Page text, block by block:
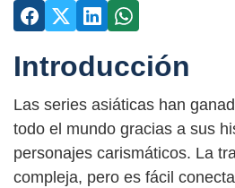
Introducción
Las series asiáticas han
todo el mundo gracias a sus
personajes carismáticos. La
compleja, pero es fácil